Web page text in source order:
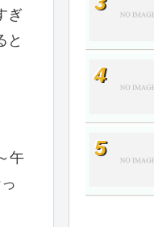
ぎ
と
午